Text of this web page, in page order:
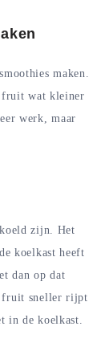
maken.
fruit wat kleiner
werk, maar
zijn. Het
koelkast heeft
dan op dat
fruit sneller rijpt
in de koelkast.